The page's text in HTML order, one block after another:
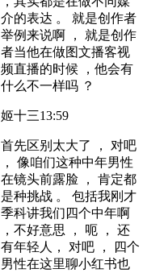
介的表达 。 就是创作者
举例来说啊 ， 就是创作
者当他在做图文播客视
频直播的时候 ，他会有
什么不一样吗 ？
姬十三13:59
首先区别太大了 ， 对吧
， 像咱们这种中年男性
在镜头前露脸 ， 肯定都
是种挑战 。 包括我刚才
季科讲我们四个中年啊
，不好意思 ， 呃 ， 还
有年轻人， 对吧 ， 四个
男性在这里聊小红书也